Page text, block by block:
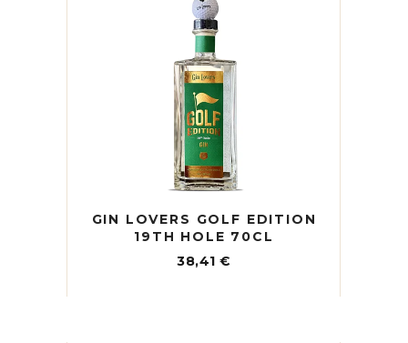
GIN LOVERS GOLF EDITION
19TH HOLE 70CL
38,41€